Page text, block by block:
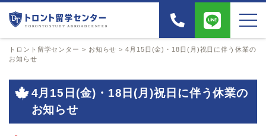
トロント留学センター > お知らせ >4月15日(金)・18日(月)祝日に伴う休業の
お知らせ
4月15日(金)・18日(月)祝日に伴う休業の
お知らせ